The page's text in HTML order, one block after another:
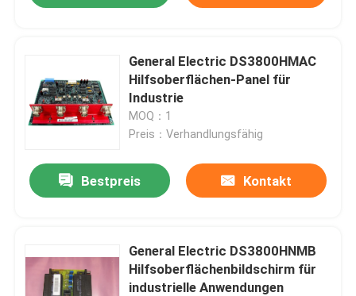
General Electric DS3800HMAC
Hilfsoberflächen-Panel für
Industrie
MOQ：1
Preis：Verhandlungsfähig
Bestpreis Kontakt
General Electric DS3800HNMB
Hilfsoberflächenbildschirm für
industrielle Anwendungen